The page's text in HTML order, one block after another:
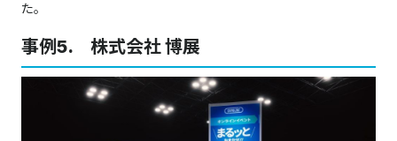
た。
事例5. 株式会社 博展